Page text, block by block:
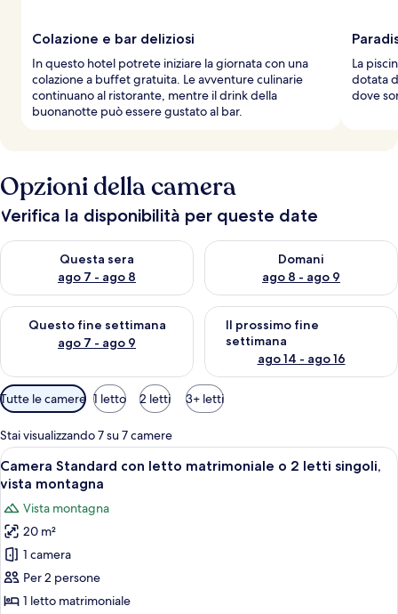
Colazione e bar deliziosi
In questo hotel potrete iniziare la giornata con una
colazione a buffet gratuita. Le avventure culinarie
continuano al ristorante, mentre il drink della
buonanotte può essere gustato al bar.
La
dotata
dove
Opzioni della camera
Verifica la disponibilità per queste date
Questa sera
ago 7 - ago 8
Verifica la disponibilità per questa sera, ago 7 - ago 8
Domani
ago 8 - ago 9
Verifica la disponibilità per
Questo fine settimana
ago 7 - ago 9
Verifica la disponibilità per questo fine settimana, ago 7 - ago
Il prossimo fine
settimana
ago 14 - ago 16
Verifica la disponibilità per il
Filtri
disponibili
per
le
camere
Tutte le camere 1 letto 2 letti 3+ letti
Stai visualizzando 7 su 7 camere
Apri
tutte
foto
per
Camera
Standard
con
Camera d'albergo con un letto
5
Camera Standard con letto matrimoniale o 2 letti singoli,
vista montagna
Vista montagna
20 m²
1 camera
Per 2 persone
1 letto matrimoniale